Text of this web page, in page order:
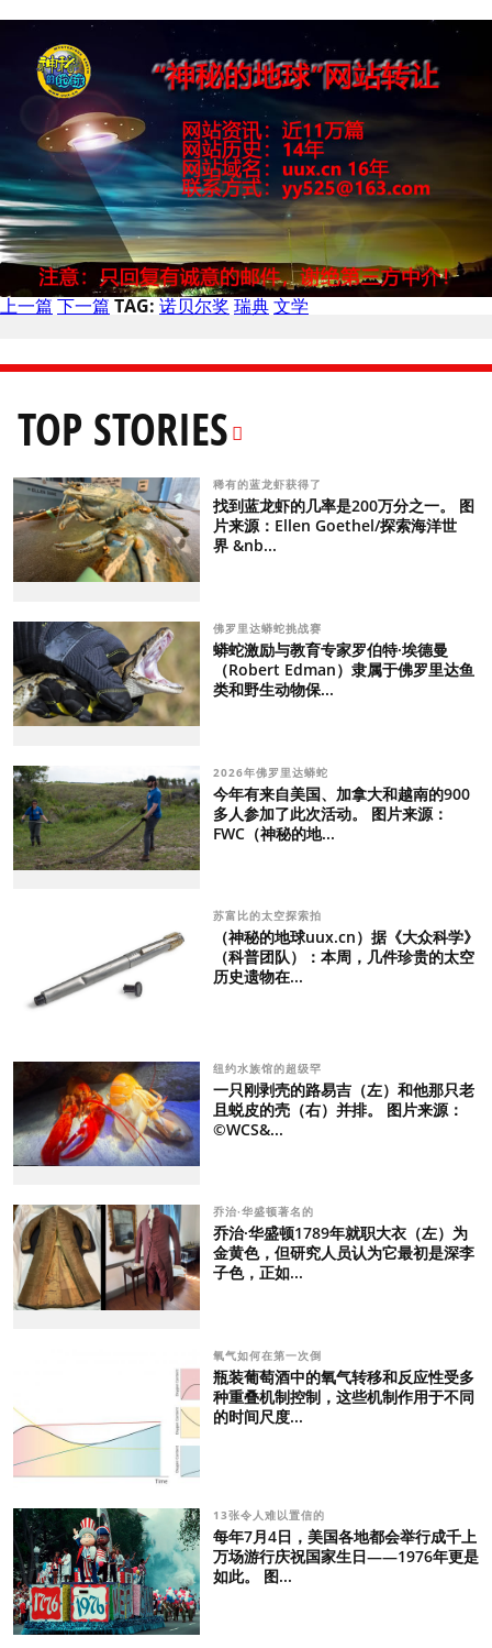
上一篇 下一篇 TAG: 诺贝尔奖 瑞典文学
TOP STORIES
稀有的蓝龙虾获得了
找到蓝龙虾的几率是200万分之一。 图
片来源：Ellen Goethel/探索海洋世
界 &nb...
佛罗里达蟒蛇挑战赛
蟒蛇激励与教育专家罗伯特·埃德曼
（Robert Edman）隶属于佛罗里达鱼
类和野生动物保...
2026年佛罗里达蟒蛇
今年有来自美国、加拿大和越南的900
多人参加了此次活动。 图片来源：
FWC（神秘的地...
苏富比的太空探索拍
（神秘的地球uux.cn）据《大众科学》
（科普团队）：本周，几件珍贵的太空
历史遗物在...
纽约水族馆的超级罕
一只刚剥壳的路易吉（左）和他那只老
且蜕皮的壳（右）并排。 图片来源：
©WCS&...
乔治·华盛顿著名的
乔治·华盛顿1789年就职大衣（左）为
金黄色，但研究人员认为它最初是深李
子色，正如...
氧气如何在第一次倒
瓶装葡萄酒中的氧气转移和反应性受多
种重叠机制控制，这些机制作用于不同
的时间尺度...
13张令人难以置信的
每年7月4日，美国各地都会举行成千上
万场游行庆祝国家生日——1976年更是
如此。 图...